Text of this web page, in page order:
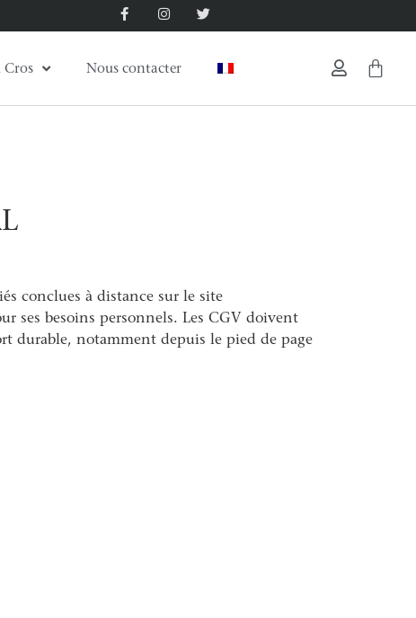
Cros Nous contacter
conclues à distance sur le site
ses besoins personnels. Les CGV doivent
durable, notamment depuis le pied de page